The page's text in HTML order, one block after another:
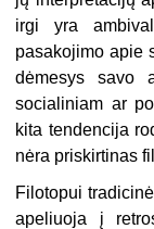
irgi yra
pasakojimo apie
dėmesys savo
socialiniam ar
kita tendencija
nėra priskirtinas
Filotopui
apeliuoja į